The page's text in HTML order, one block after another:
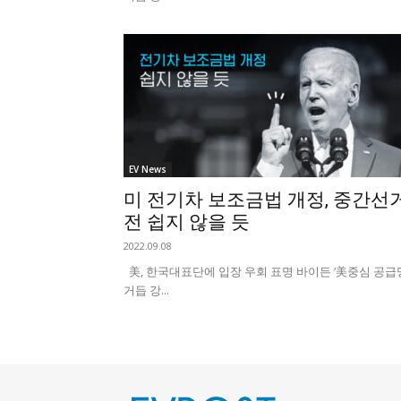
EV News
미 전기차 보조금법 개정, 중간선
전 쉽지 않을 듯
2022.09.08
美, 한국대표단에 입장 우회 표명 바이든 ‘美중심 공급
거듭 강...